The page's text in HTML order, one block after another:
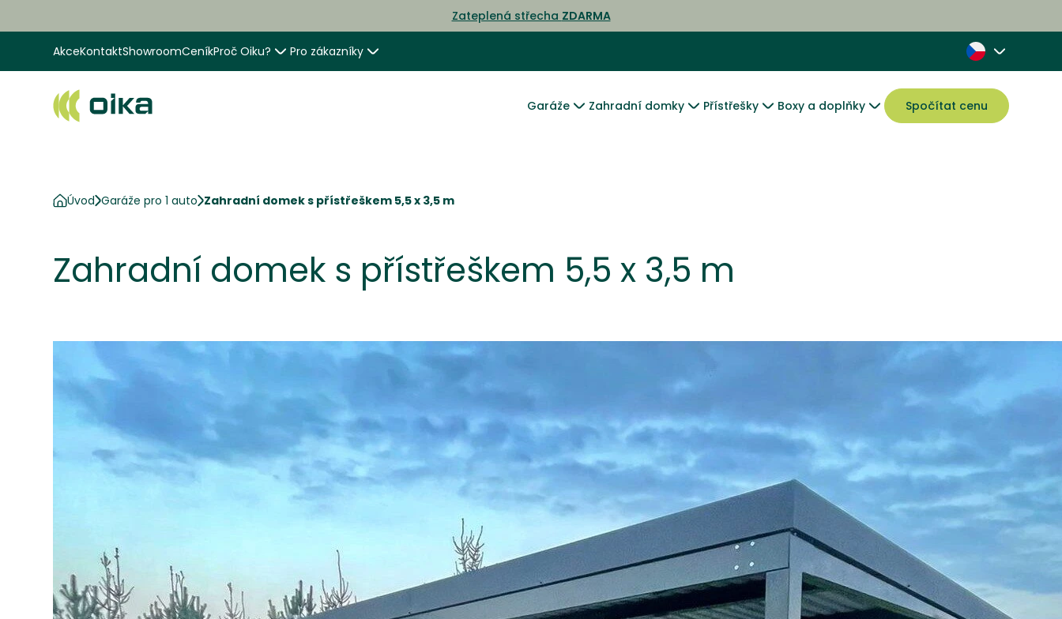
Zateplená střecha ZDARMA
AkceKontaktShowroomCeníkProč Oiku? Pro zákazníky
Garáže Zahradní domky Přístřešky Boxy a doplňky Spočítat cenu
Úvod Garáže pro 1 auto Zahradní domek s přístřeškem 5,5 x 3,5 m
Zahradní domek s přístřeškem 5,5 x 3,5 m